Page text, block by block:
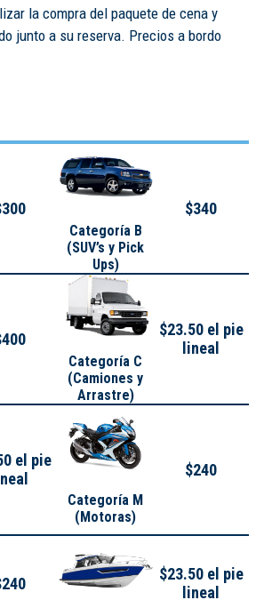
la compra del paquete de cena y
junto a su reserva. Precios a bordo
Categoría B
(SUV’s y Pick
Ups)
$340
Categoría C
(Camiones y
Arrastre)
$23.50 el pie
lineal
el pie
Categoría M
(Motoras)
$240
$23.50 el pie
lineal